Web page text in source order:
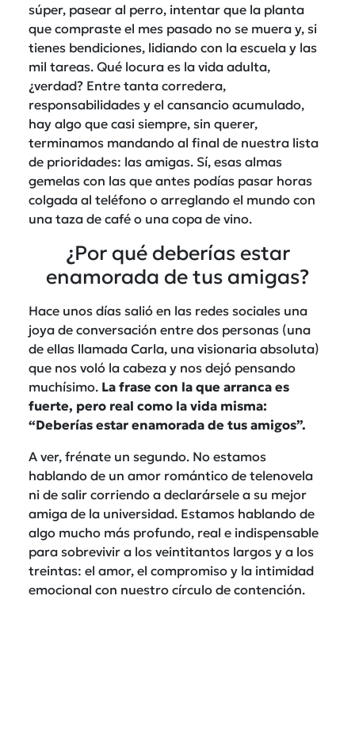
súper, pasear al perro, intentar que la planta
que compraste el mes pasado no se muera y, si
tienes bendiciones, lidiando con la escuela y las
mil tareas. Qué locura es la vida adulta,
¿verdad? Entre tanta corredera,
responsabilidades y el cansancio acumulado,
hay algo que casi siempre, sin querer,
terminamos mandando al final de nuestra lista
de prioridades: las amigas. Sí, esas almas
gemelas con las que antes podías pasar horas
colgada al teléfono o arreglando el mundo con
una taza de café o una copa de vino.
¿Por qué deberías estar
enamorada de tus amigas?
Hace unos días salió en las redes sociales una
joya de conversación entre dos personas (una
de ellas llamada Carla, una visionaria absoluta)
que nos voló la cabeza y nos dejó pensando
muchísimo. La frase con la que arranca es
fuerte, pero real como la vida misma:
“Deberías estar enamorada de tus amigos”.
A ver, frénate un segundo. No estamos
hablando de un amor romántico de telenovela
ni de salir corriendo a declarársele a su mejor
amiga de la universidad. Estamos hablando de
algo mucho más profundo, real e indispensable
para sobrevivir a los veintitantos largos y a los
treintas: el amor, el compromiso y la intimidad
emocional con nuestro círculo de contención.